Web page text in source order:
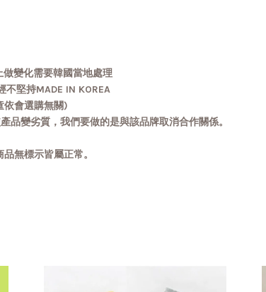
變化需要韓國當地處理
堅持MADE IN KOREA
依會選購無關)
品變劣質，我們要做的是與該品牌取消合作關係。
無標示皆屬正常。